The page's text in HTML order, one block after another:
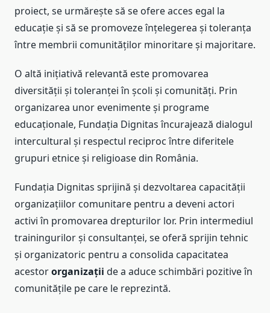
proiect, se urmărește să se ofere acces egal la
educație și să se promoveze înțelegerea și toleranța
între membrii comunităților minoritare și majoritare.
O altă inițiativă relevantă este promovarea
diversității și toleranței în școli și comunități. Prin
organizarea unor evenimente și programe
educaționale, Fundația Dignitas încurajează dialogul
intercultural și respectul reciproc între diferitele
grupuri etnice și religioase din România.
Fundația Dignitas sprijină și dezvoltarea capacității
organizațiilor comunitare pentru a deveni actori
activi în promovarea drepturilor lor. Prin intermediul
trainingurilor și consultanței, se oferă sprijin tehnic
și organizatoric pentru a consolida capacitatea
acestororganizații de a aduce schimbări pozitive în
comunitățile pe care le reprezintă.